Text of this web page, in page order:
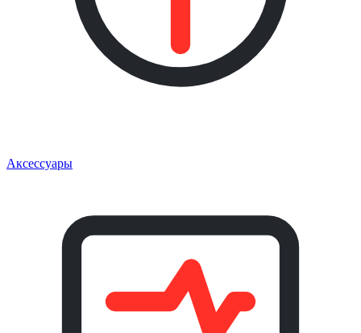
Аксессуары